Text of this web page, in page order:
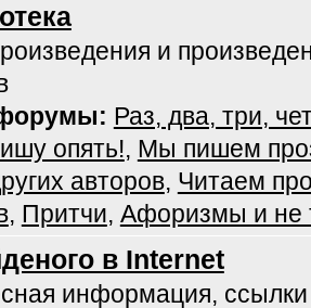
и
Раз, два, три,
опять!, Мы пишем
авторов, Читаем
, Притчи, Афоризмы и не
в Internet
информация,